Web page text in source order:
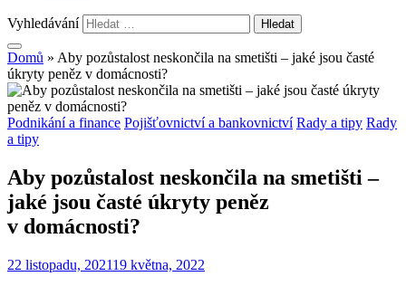
Vyhledávání
Domů » Aby pozůstalost neskončila na smetišti – jaké jsou časté
úkryty peněz v domácnosti?
Podnikání a finance Pojišťovnictví a bankovnictví Rady a tipy Rady
a tipy
Aby pozůstalost neskončila na smetišti –
jaké jsou časté úkryty peněz
v domácnosti?
22 listopadu, 202119 května, 2022